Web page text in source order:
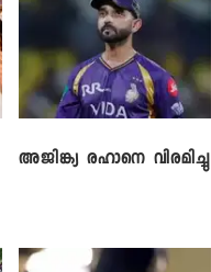
അജിങ്ക്യ രഹാനെ വിരമിച്ചു